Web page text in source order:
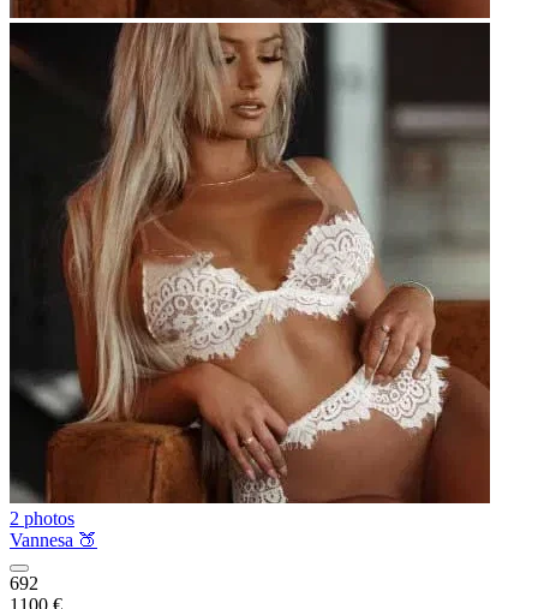
2 photos
Vannesa 🍑
692
1100 €